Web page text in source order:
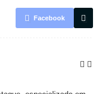
Facebook